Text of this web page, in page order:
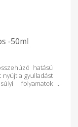
-50ml
hatású
nyújt a gyulladást
folyamatok
cserszömörce,
borsmenta,